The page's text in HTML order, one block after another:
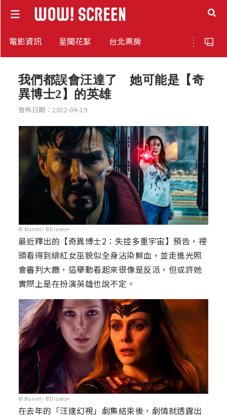
電影資訊 星聞花絮 台北票房
我們都誤會汪達了 她可能是【奇
異博士2】的英雄
發佈日期：2022-04-19
© Marvel/ ©Disney+
最近釋出的【奇異博士2：失控多重宇宙】預告，裡
頭看得到緋紅女巫貌似全身沾染鮮血，並走進光照
會審判大廳，這舉動看起來很像是反派，但或許她
實際上是在扮演英雄也說不定。
© Marvel/ ©Disney+
在去年的「汪達幻視」劇集結束後，劇情就透露出